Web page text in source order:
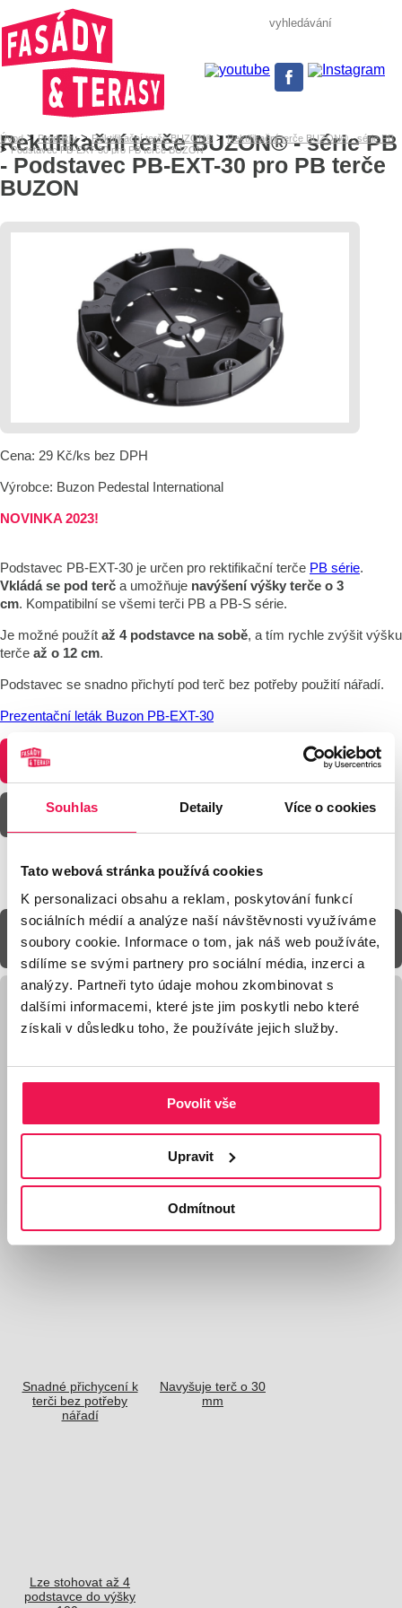
Souhlas Detaily Více o cookies
Tato webová stránka používá cookies
K personalizaci obsahu a reklam, poskytování funkcí
sociálních médií a analýze naší návštěvnosti využíváme
soubory cookie. Informace o tom, jak náš web používáte,
sdílíme se svými partnery pro sociální média, inzerci a
analýzy. Partneři tyto údaje mohou zkombinovat s
dalšími informacemi, které jste jim poskytli nebo které
získali v důsledku toho, že používáte jejich služby.
Povolit vše
Upravit
Odmítnout
Úvod>Produkty>Rektifikační terče BUZON® >Rektifikační terče BUZON® - série PB
>Podstavec PB-EXT-30 pro PB terče BUZON
Rektifikační terče BUZON® - série PB
- Podstavec PB-EXT-30 pro PB terče
BUZON
Cena: 29 Kč/ks bez DPH
Výrobce: Buzon Pedestal International
NOVINKA 2023!
Podstavec PB-EXT-30 je určen pro rektifikační terče PB série.
Vkládá se pod terč a umožňuje navýšení výšky terče o 3
cm. Kompatibilní se všemi terči PB a PB-S série.
Je možné použít až 4 podstavce na sobě, a tím rychle zvýšit výšku
terče až o 12 cm.
Podstavec se snadno přichytí pod terč bez potřeby použití nářadí.
Prezentační leták Buzon PB-EXT-30
POPTÁVKA
CENÍK & KATALOG
Fotogalerie
Galerie produktu Podstavec PB-EXT-30 pro PB
terče BUZON
Použití podstavce
Snižuje počet
pracovních
Snadné přichycení k
terči bez potřeby
nářadí
Navyšuje terč o 30
mm
Lze stohovat až 4
podstavce do výšky